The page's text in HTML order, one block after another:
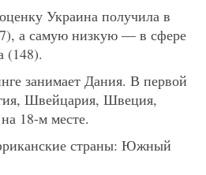
Украина получила в
а самую низкую — в сфере
(148).
занимает Дания. В первой
Швейцария, Швеция,
18-м месте.
страны: Южный